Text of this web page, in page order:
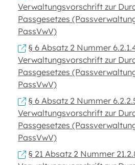
Verwaltungsvorschrift zur
Passgesetzes
PassVwV)
§ 6 Absatz 2 Nummer
Verwaltungsvorschrift zur
Passgesetzes
PassVwV)
§ 6 Absatz 2 Nummer
Verwaltungsvorschrift zur
Passgesetzes
PassVwV)
§ 21 Absatz 2 Nummer